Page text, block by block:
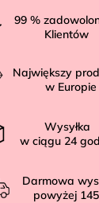
99 %
Klientów
Największy
w Europie
Wysyłka
w ciągu 24
Darmowa
powyżej